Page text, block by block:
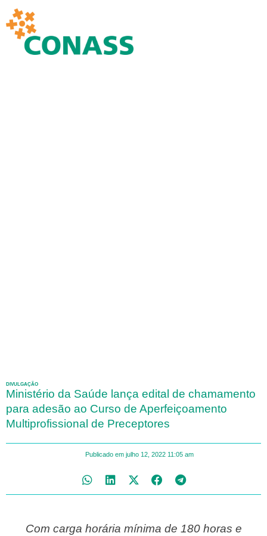
DIVULGAÇÃO
Ministério da Saúde lança edital de chamamento
para adesão ao Curso de Aperfeiçoamento
Multiprofissional de Preceptores
Publicado em julho 12, 2022 11:05 am
Com carga horária mínima de 180 horas e